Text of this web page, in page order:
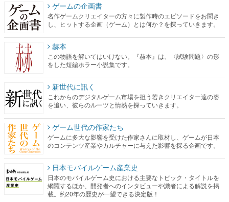
ゲームの企画書
名作ゲームクリエイターの方々に製作時のエピソードをお聞き
し、ヒットする企画（ゲーム）とは何か？を探っていきます。
赫本
この物語を解いてはいけない。『赫本』は、〈試験問題〉の形
をした短編ホラー小説集です。
新世代に訊く
これからのデジタルゲーム市場を担う若きクリエイター達の姿
を追い、彼らのルーツと情熱を探っていきます。
ゲーム世代の作家たち
ゲームに多大な影響を受けた作家さんに取材し、ゲームが日本
のコンテンツ産業やカルチャーに与えた影響を探る企画です。
日本モバイルゲーム産業史
日本のモバイルゲーム史における主要なトピック・タイトルを
網羅するほか、開発者へのインタビューや識者による解説を掲
載。約20年の歴史が一望できる決定版！